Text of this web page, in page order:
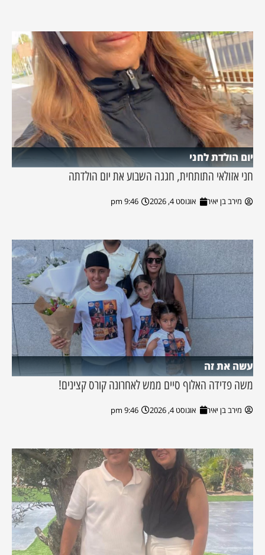
יום הולדת לחני
חני אזולאי התותחית, חגגה השבוע את יום הולדתה
מירב בן יאיר אוגוסט 4, 2026 9:46 pm
עשה את זה
משה פדידה האלוף סיים ממש לאחרונה קורס קצינים!
מירב בן יאיר אוגוסט 4, 2026 9:46 pm